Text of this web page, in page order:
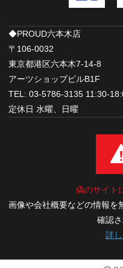
◆PROUD六本木店
〒106-0032
東京都港区六本木7-14-8
アーツショップビルB1F
TEL: 03-5786-3135 11:30-
定休日 水曜、日曜
偽のサイト
画像や会社概要などの情報を
確認さ
詳